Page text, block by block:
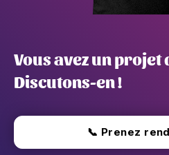
Vous avez un projet
Discutons-en !
📞 Prenez